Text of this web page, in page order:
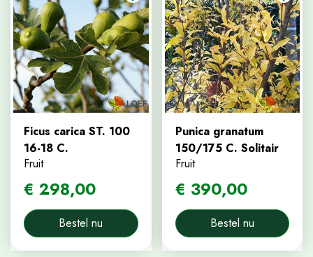
Ficus carica ST. 100
16-18 C.
Fruit
€ 298,00
Bestel nu
Punica granatum
150/175 C. Solitair
Fruit
€ 390,00
Bestel nu